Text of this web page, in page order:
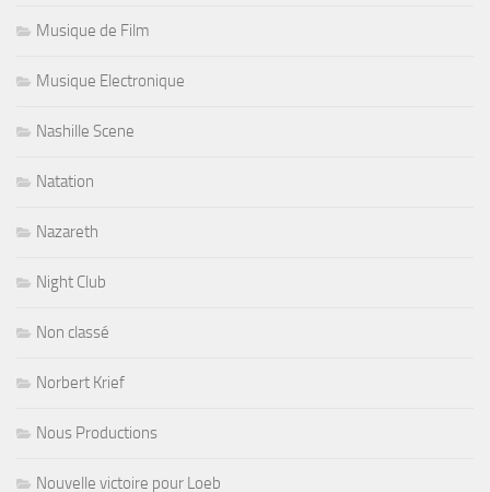
Musique de Film
Musique Electronique
Nashille Scene
Natation
Nazareth
Night Club
Non classé
Norbert Krief
Nous Productions
Nouvelle victoire pour Loeb